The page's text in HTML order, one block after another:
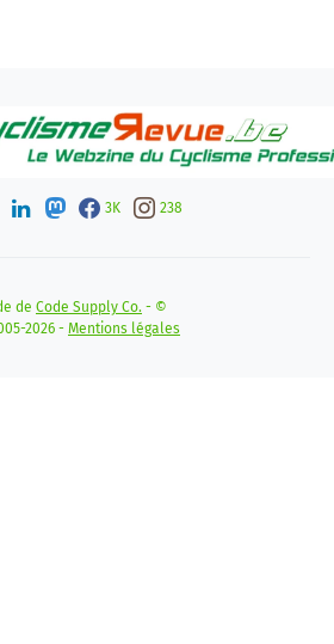
3K 238
de Code Supply Co. - ©
2026 - Mentions légales